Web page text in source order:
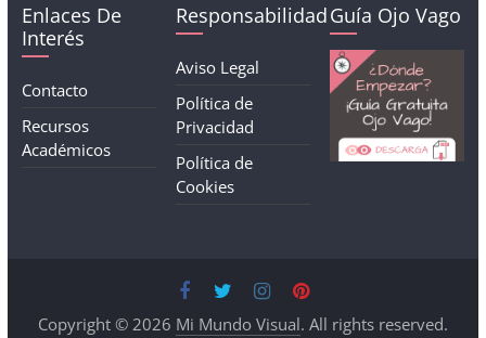
Enlaces De
Interés
Contacto
Recursos
Académicos
Responsabilidad
Aviso Legal
Política de
Privacidad
Política de
Cookies
Guía Ojo Vago
Copyright © 2026 Mi Mundo Visual. All rights reserved.